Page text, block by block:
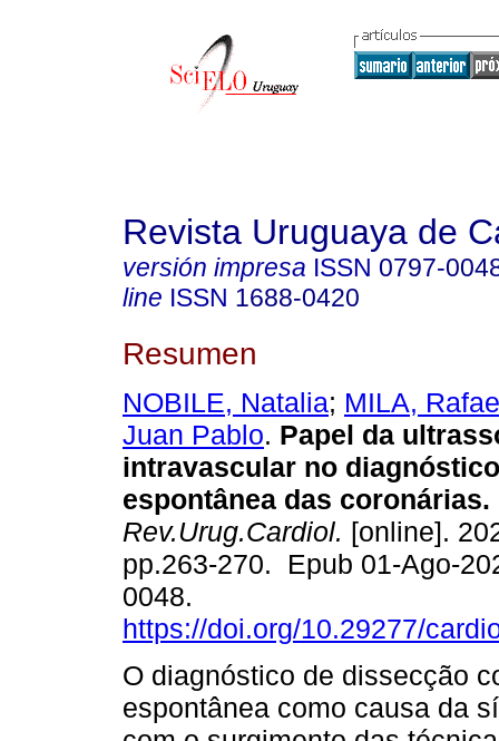
Revista Uruguaya de
versión impresa ISSN 0797-
line ISSN 1688-0420
Resumen
NOBILE, Natalia; MILA,
Juan Pablo. Papel da
intravascular no
espontânea das coronárias.
Rev.Urug.Cardiol. [online].
pp.263-270. Epub 01-Ago-
0048.
https://doi.org/10.29277/
O diagnóstico de dissecção
espontânea como causa da